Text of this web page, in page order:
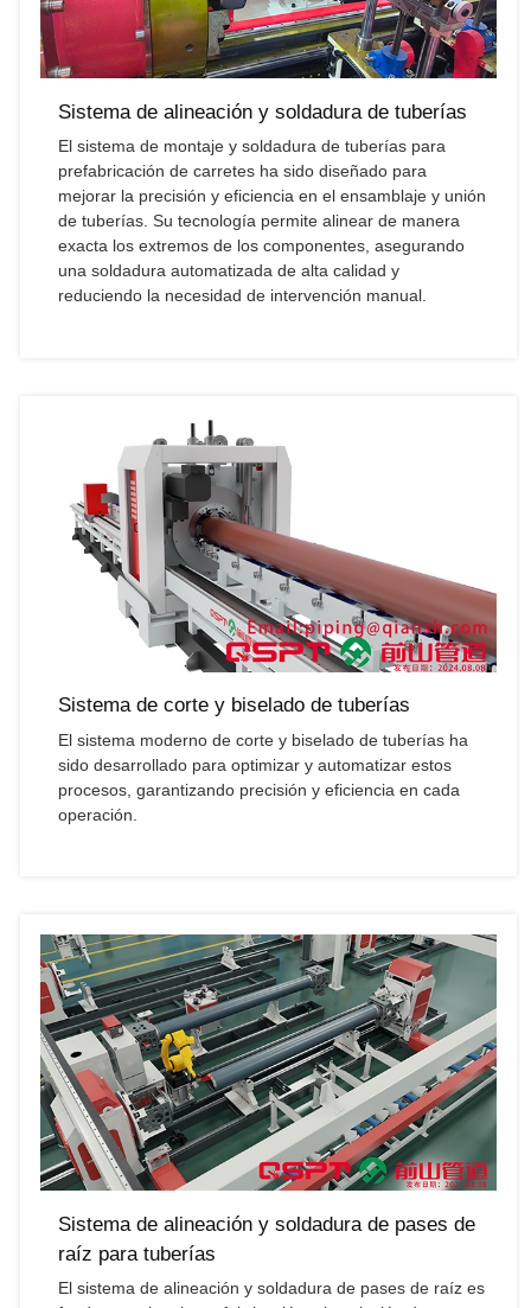
Sistema de alineación y soldadura de tuberías
El sistema de montaje y soldadura de tuberías para
prefabricación de carretes ha sido diseñado para
mejorar la precisión y eficiencia en el ensamblaje y unión
de tuberías. Su tecnología permite alinear de manera
exacta los extremos de los componentes, asegurando
una soldadura automatizada de alta calidad y
reduciendo la necesidad de intervención manual.
Sistema de corte y biselado de tuberías
El sistema moderno de corte y biselado de tuberías ha
sido desarrollado para optimizar y automatizar estos
procesos, garantizando precisión y eficiencia en cada
operación.
Sistema de alineación y soldadura de pases de
raíz para tuberías
El sistema de alineación y soldadura de pases de raíz es